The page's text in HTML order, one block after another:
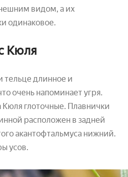
видом, а их
одинаковое.
Кюля
тельце длинное и
очень напоминает угря.
Кюля глоточные. Плавнички
расположен в задней
акантофтальмуса нижний.
усов.